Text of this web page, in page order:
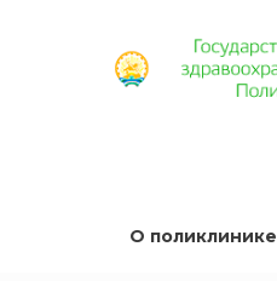
О поликлинике